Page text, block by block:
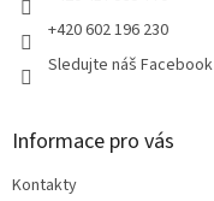
+420 602 196 230
Sledujte náš Facebook
Informace pro vás
Kontakty